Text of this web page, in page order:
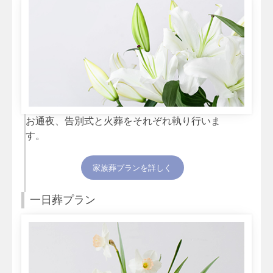
お通夜、告別式と火葬をそれぞれ執り行いま
す。
家族葬プランを詳しく
一日葬プラン